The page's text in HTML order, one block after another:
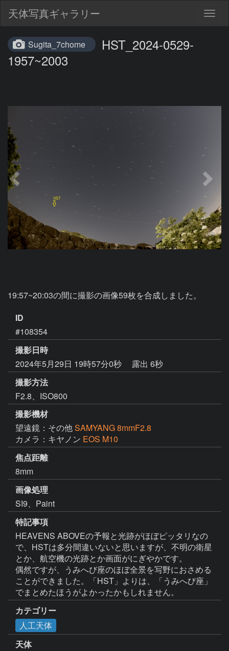
天体写真ギャラリー
Sugita_7chome
HST_2024-0529-
1957~2003
ID
#108354
撮影日時
2024年5月29日 19時57分0秒
露出 6秒
撮影方法
F2.8、ISO800
撮影機材
望遠鏡：その他SAMYANG 8mmF2.8
カメラ：キヤノン EOS M10
焦点距離
8mm
画像処理
特記事項
HEAVENS ABOVEの予報と光跡がほぼピッタリなの
で、HSTは多分間違いないと思いますが、不明の衛星
とか、航空機の光跡とか画面がにぎやかです。
偶然ですが、うみへび座のほぼ全景を写野におさめる
ことができました。「HST」よりは、「うみへび座」
でまとめたほうがよかったかもしれません。
カテゴリー
人工天体
天体